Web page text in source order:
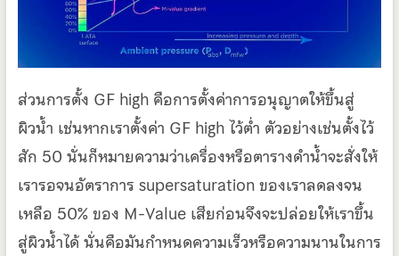
ส่วนการตั้ง GF high คือการตั้งค่าการอนุญาตให้ขึ้นสู่
ผิวน้ำ เช่นหากเราตั้งค่า GF high ไว้ต่ำ ตัวอย่างเช่นตั้งไว้
สัก 50 นั่นก็หมายความว่าเครื่องหรือตารางดำน้ำจะสั่งให้
เรารอจนอัตราการ supersaturation ของเราลดลงจน
เหลือ 50% ของ M-Value เสียก่อนจึงจะปล่อยให้เราขึ้น
สู่ผิวน้ำได้ นั่นคือมันกำหนดความเร็วหรือความนานในการ